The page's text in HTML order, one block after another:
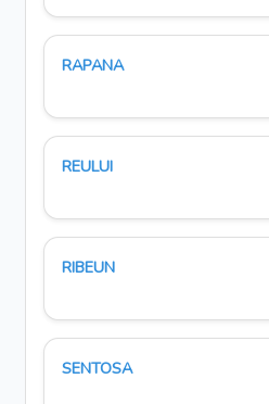
RAPANA
REULUI
RIBEUN
SENTOSA